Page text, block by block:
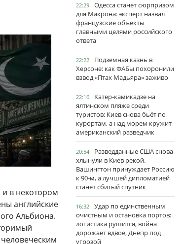
и в некотором
английские
Альбиона.
22:29
Одесса станет сюрпризом
для Макрона: эксперт назвал
французские объекты
главными целями российского
ответа
22:22
Подземная казнь в
Херсоне: как ФАБы похоронили
взвод «Птах Мадьяра» заживо
22:16
Катер-камикадзе на
ялтинском пляже среди
туристов: Киев снова бьёт по
курортам, а над морем кружит
американский разведчик
20:54
Разведданные США снова
хлынули в Киев рекой.
Вашингтон принуждает Россию
к 90-м, а лучшей дипломатией
станет сбитый спутник
16:32
Удар по единственным
очистным и остановка портов:
логистика рушится, война
дорожает вдвое, Днепр под
угрозой